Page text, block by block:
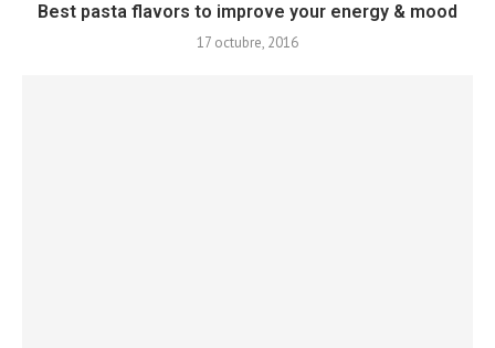
Best pasta flavors to improve your energy & mood
17 octubre, 2016